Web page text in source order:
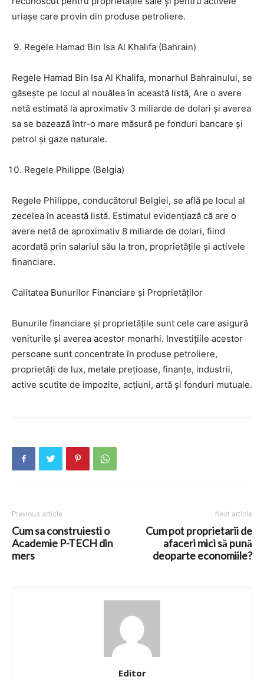
uriașe care provin din produse petroliere.
Regele Hamad Bin Isa Al Khalifa (Bahrain)
Regele Hamad Bin Isa Al Khalifa, monarhul Bahrainului, se
găsește pe locul al nouălea în această listă, Are o avere
netă estimată la aproximativ 3 miliarde de dolari și averea
sa se bazează într-o mare măsură pe fonduri bancare și
petrol și gaze naturale.
Regele Philippe (Belgia)
Regele Philippe, conducătorul Belgiei, se află pe locul al
zecelea în această listă. Estimatul evidențiază că are o
avere netă de aproximativ 8 miliarde de dolari, fiind
acordată prin salariul său la tron, proprietățile și activele
financiare.
Calitatea Bunurilor Financiare și Proprietăților
Bunurile financiare și proprietățile sunt cele care asigură
veniturile și averea acestor monarhi. Investițiile acestor
persoane sunt concentrate în produse petroliere,
proprietăți de lux, metale prețioase, finanțe, industrii,
active scutite de impozite, acțiuni, artă și fonduri mutuale.
Previous article
Cum sa construiesti o
Academie P-TECH din
mers
Next article
Cum pot proprietarii de
afaceri mici să pună
deoparte economiile?
Editor